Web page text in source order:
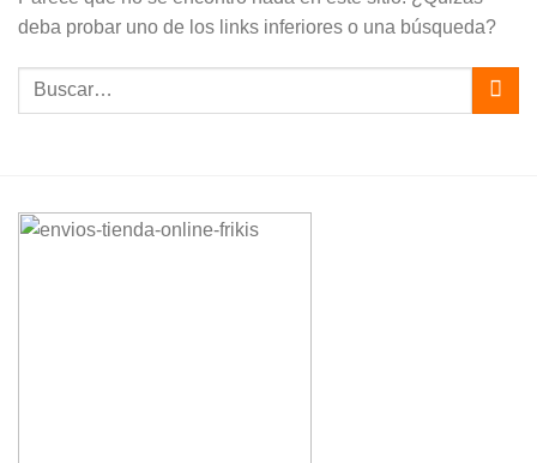
deba probar uno de los links inferiores o una búsqueda?